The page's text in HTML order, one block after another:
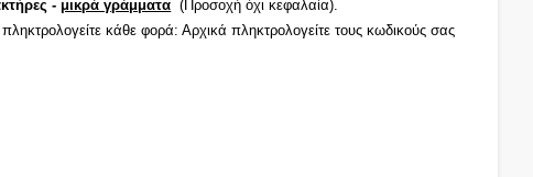
- μικρά γράμματα (Προσοχή όχι κεφαλαία).
κάθε φορά: Αρχικά πληκτρολογείτε τους κωδικούς σας